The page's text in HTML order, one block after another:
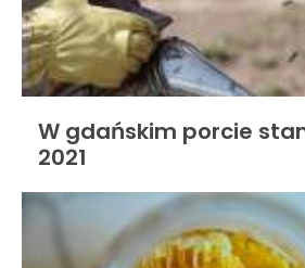
W gdańskim porcie
2021